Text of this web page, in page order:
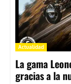
Actualidad
La gama
gracias a la